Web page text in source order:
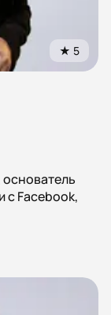
★ 5
с Facebook,